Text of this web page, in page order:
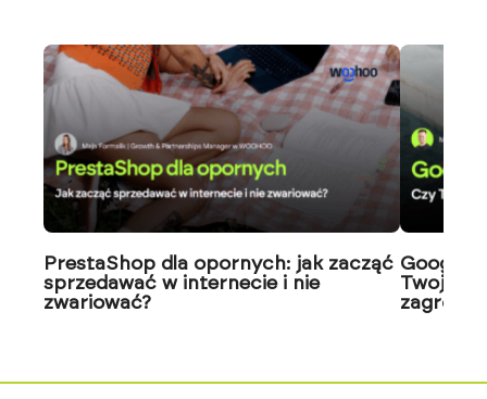
PrestaShop dla opornych: jak zacząć
sprzedawać w internecie i nie
zwariować?
Google
Twoja